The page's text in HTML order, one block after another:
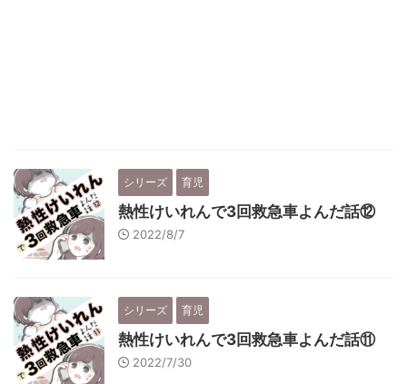
シリーズ 育児
熱性けいれんで3回救急車よんだ話⑫
2022/8/7
シリーズ 育児
熱性けいれんで3回救急車よんだ話⑪
2022/7/30